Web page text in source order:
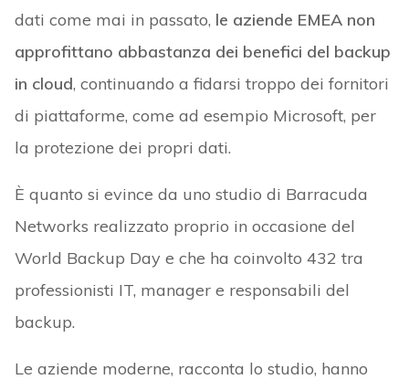
dati come mai in passato, le aziende EMEA non
approfittano abbastanza dei benefici del backup
in cloud, continuando a fidarsi troppo dei fornitori
di piattaforme, come ad esempio Microsoft, per
la protezione dei propri dati.
È quanto si evince da uno studio di Barracuda
Networks realizzato proprio in occasione del
World Backup Day e che ha coinvolto 432 tra
professionisti IT, manager e responsabili del
backup.
Le aziende moderne, racconta lo studio, hanno